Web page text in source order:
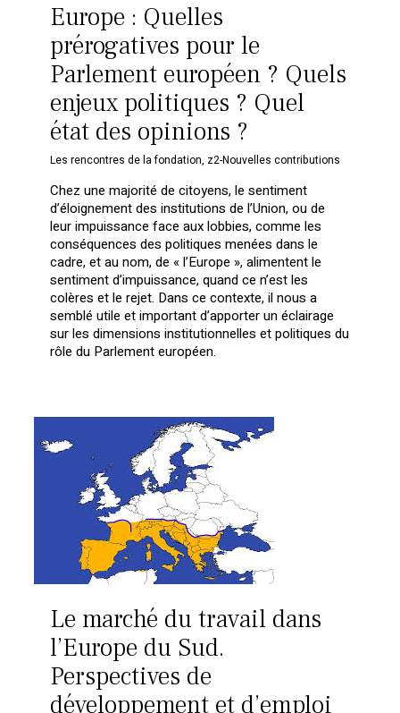
Europe : Quelles
prérogatives pour le
Parlement européen ? Quels
enjeux politiques ? Quel
état des opinions ?
Les rencontres de la fondation, z2-Nouvelles contributions
Chez une majorité de citoyens, le sentiment
d’éloignement des institutions de l’Union, ou de
leur impuissance face aux lobbies, comme les
conséquences des politiques menées dans le
cadre, et au nom, de « l’Europe », alimentent le
sentiment d’impuissance, quand ce n’est les
colères et le rejet. Dans ce contexte, il nous a
semblé utile et important d’apporter un éclairage
sur les dimensions institutionnelles et politiques du
rôle du Parlement européen.
Le marché du travail dans
l’Europe du Sud.
Perspectives de
développement et d’emploi